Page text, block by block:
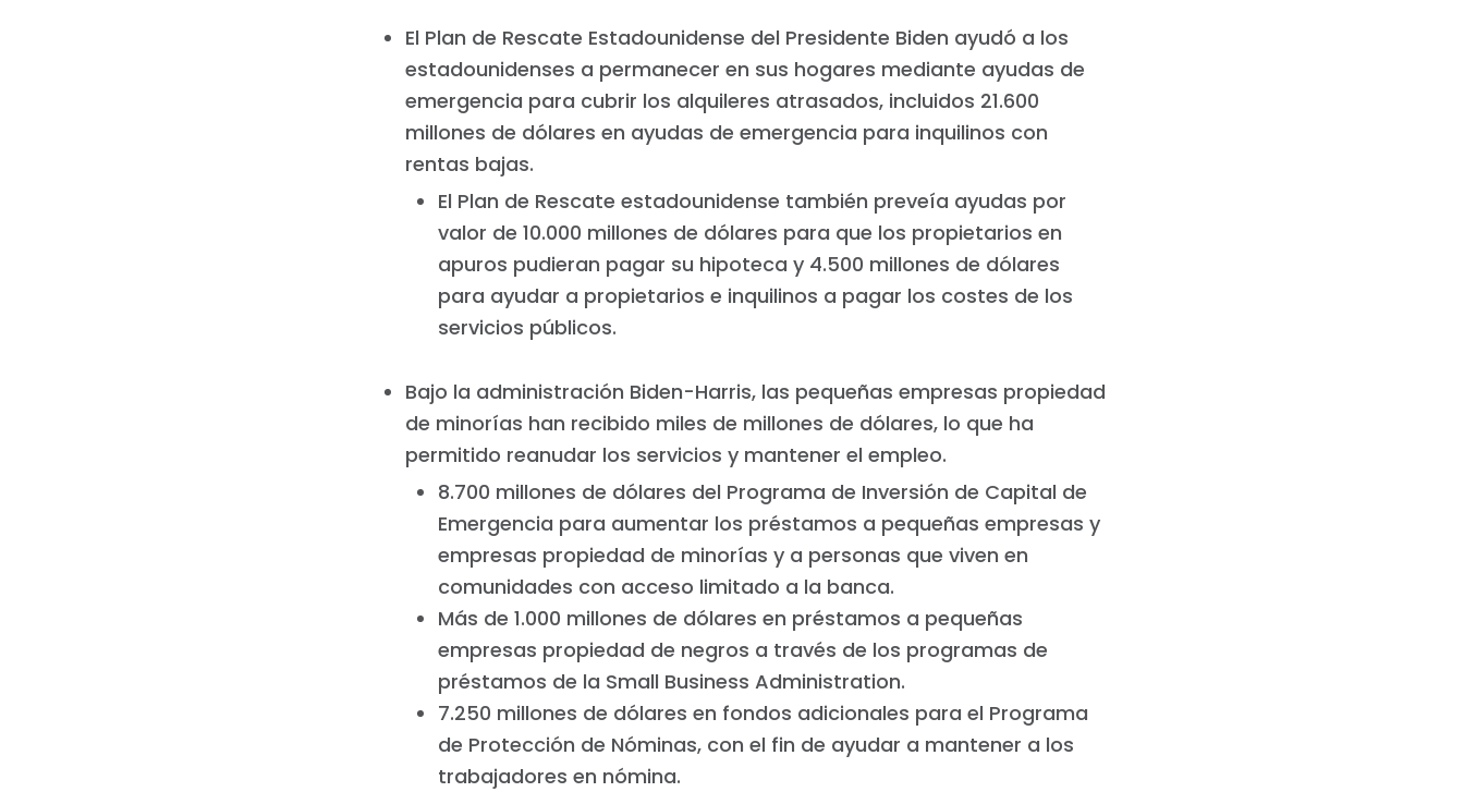
El Plan de Rescate Estadounidense del Presidente Biden ayudó a los
estadounidenses a permanecer en sus hogares mediante ayudas de
emergencia para cubrir los alquileres atrasados, incluidos 21.600
millones de dólares en ayudas de emergencia para inquilinos con
rentas bajas.
El Plan de Rescate estadounidense también preveía ayudas por
valor de 10.000 millones de dólares para que los propietarios en
apuros pudieran pagar su hipoteca y 4.500 millones de dólares
para ayudar a propietarios e inquilinos a pagar los costes de los
servicios públicos.
Bajo la administración Biden-Harris, las pequeñas empresas propiedad
de minorías han recibido miles de millones de dólares, lo que ha
permitido reanudar los servicios y mantener el empleo.
8.700 millones de dólares del Programa de Inversión de Capital de
Emergencia para aumentar los préstamos a pequeñas empresas y
empresas propiedad de minorías y a personas que viven en
comunidades con acceso limitado a la banca.
Más de 1.000 millones de dólares en préstamos a pequeñas
empresas propiedad de negros a través de los programas de
préstamos de la Small Business Administration.
7.250 millones de dólares en fondos adicionales para el Programa
de Protección de Nóminas, con el fin de ayudar a mantener a los
trabajadores en nómina.